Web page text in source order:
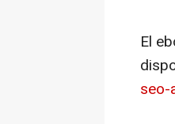
El
seo-